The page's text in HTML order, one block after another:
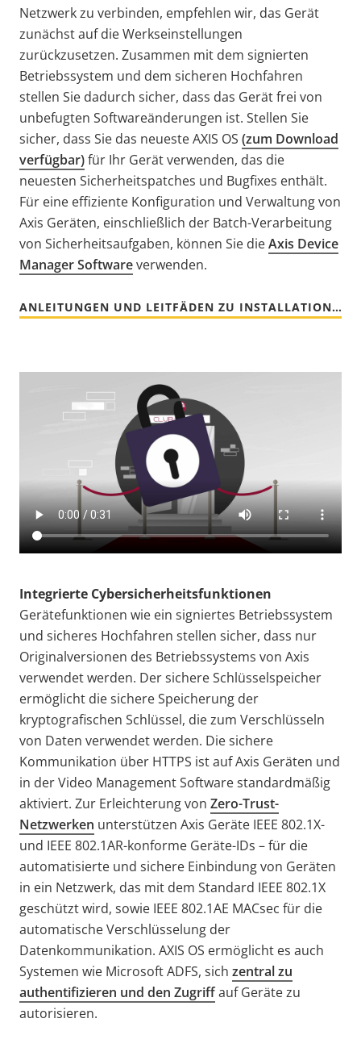
Netzwerk zu verbinden, empfehlen wir, das Gerät
zunächst auf die Werkseinstellungen
zurückzusetzen. Zusammen mit dem signierten
Betriebssystem und dem sicheren Hochfahren
stellen Sie dadurch sicher, dass das Gerät frei von
unbefugten Softwareänderungen ist. Stellen Sie
sicher, dass Sie das neueste AXIS OS (zum Download
verfügbar)für Ihr Gerät verwenden, das die
neuesten Sicherheitspatches und Bugfixes enthält.
Für eine effiziente Konfiguration und Verwaltung von
Axis Geräten, einschließlich der Batch-Verarbeitung
von Sicherheitsaufgaben, können Sie dieAxis Device
Manager Softwareverwenden.
ANLEITUNGEN UND LEITFÄDEN ZU INSTALLATION UND KONFIGURATION
Integrierte Cybersicherheitsfunktionen
Gerätefunktionen wie ein signiertes Betriebssystem
und sicheres Hochfahren stellen sicher, dass nur
Originalversionen des Betriebssystems von Axis
verwendet werden. Der sichere Schlüsselspeicher
ermöglicht die sichere Speicherung der
kryptografischen Schlüssel, die zum Verschlüsseln
von Daten verwendet werden. Die sichere
Kommunikation über HTTPS ist auf Axis Geräten und
in der Video Management Software standardmäßig
aktiviert. Zur Erleichterung von Zero-Trust-
Netzwerken unterstützen Axis Geräte IEEE 802.1X-
und IEEE 802.1AR-konforme Geräte-IDs – für die
automatisierte und sichere Einbindung von Geräten
in ein Netzwerk, das mit dem Standard IEEE 802.1X
geschützt wird, sowie IEEE 802.1AE MACsec für die
automatische Verschlüsselung der
Datenkommunikation. AXIS OS ermöglicht es auch
Systemen wie Microsoft ADFS, sich zentral zu
authentifizieren und den Zugriffauf Geräte zu
autorisieren.